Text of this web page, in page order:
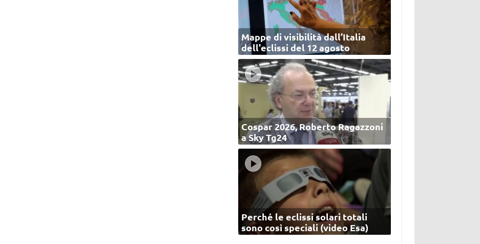
Mappe di visibilità dall’Italia
dell'eclissi del 12 agosto
Cospar 2026, Roberto Ragazzoni
a Sky Tg24
Perché le eclissi solari totali
sono così speciali (video Esa)